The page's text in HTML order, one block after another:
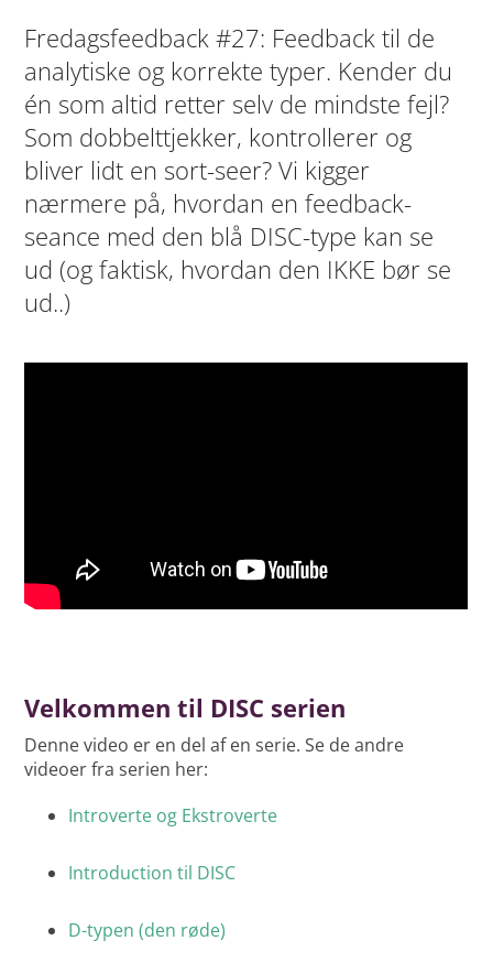
Fredagsfeedback #27: Feedback til de
analytiske og korrekte typer. Kender du
én som altid retter selv de mindste fejl?
Som dobbelttjekker, kontrollerer og
bliver lidt en sort-seer? Vi kigger
nærmere på, hvordan en feedback-
seance med den blå DISC-type kan se
ud (og faktisk, hvordan den IKKE bør se
ud..)
Opdater cookie samtykke
Velkommen til DISC serien
Denne video er en del af en serie. Se de andre
videoer fra serien her:
Introverte og Ekstroverte
Introduction til DISC
D-typen (den røde)